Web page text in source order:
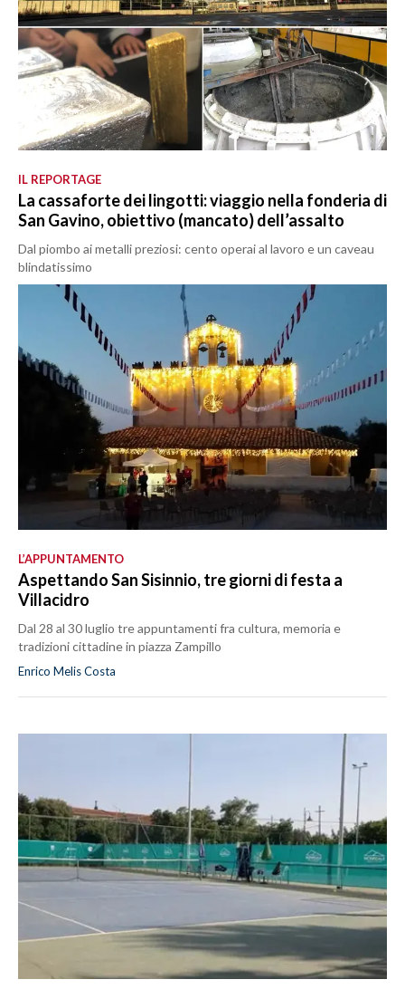
IL REPORTAGE
La cassaforte dei lingotti: viaggio nella fonderia di
San Gavino, obiettivo (mancato) dell’assalto
Dal piombo ai metalli preziosi: cento operai al lavoro e un caveau
blindatissimo
L’APPUNTAMENTO
Aspettando San Sisinnio, tre giorni di festa a
Villacidro
Dal 28 al 30 luglio tre appuntamenti fra cultura, memoria e
tradizioni cittadine in piazza Zampillo
Enrico Melis Costa